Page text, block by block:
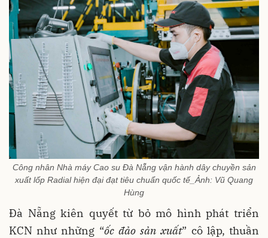
Công nhân Nhà máy Cao su Đà Nẵng vận hành dây chuyền sản
xuất lốp Radial hiện đại đạt tiêu chuẩn quốc tế_Ảnh: Vũ Quang
Hùng
Đà Nẵng kiên quyết từ bỏ mô hình phát triển
KCN như những “ốc đảo sản xuất” cô lập, thuần